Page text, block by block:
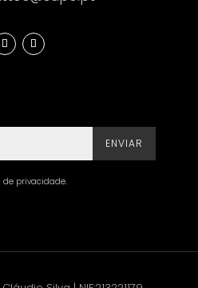
ENVIAR
de privacidade.